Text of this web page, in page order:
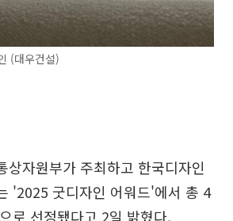
(대우건설)
상자원부가 주최하고 한국디자인
'2025 굿디자인 어워드'에서 총 4
로 선정됐다고 2일 밝혔다.